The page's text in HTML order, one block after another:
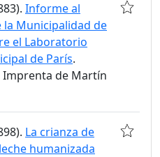
Informe al
la Municipalidad de
el Laboratorio
de París.
Imprenta de Martín
La crianza de
humanizada